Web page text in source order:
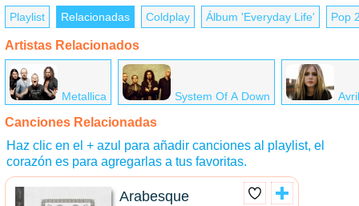
Playlist Relacionadas Coldplay Álbum 'Everyday Life' Pop
Artistas Relacionados
Metallica System Of A Down
Canciones Relacionadas
Haz clic en el + azul para añadir canciones al playlist, el
corazón es para agregarlas a tus favoritas.
Arabesque